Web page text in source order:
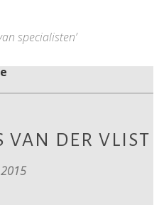
specialisten’
VAN DER VLIST